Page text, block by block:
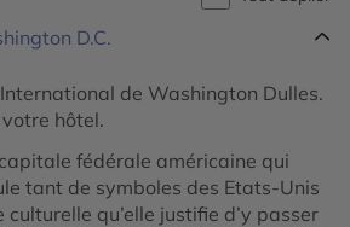
D.C.
de Washington Dulles.
hôtel.
fédérale américaine qui
tant de symboles des Etats-Unis
culturelle qu’elle justifie d’y passer